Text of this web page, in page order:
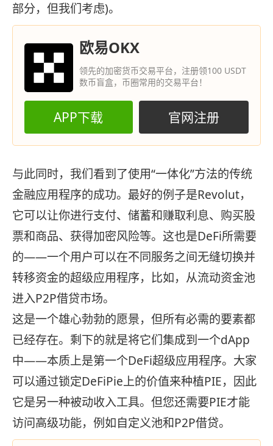
部分，但我们考虑)。
欧易OKX
领先的加密货币交易平台，注册领100 USDT
数币盲盒，币圈常用的交易平台！
APP下载 官网注册
与此同时，我们看到了使用“一体化”方法的传统
金融应用程序的成功。最好的例子是Revolut，
它可以让你进行支付、储蓄和赚取利息、购买股
票和商品、获得加密风险等。这也是DeFi所需要
的——一个用户可以在不同服务之间无缝切换并
转移资金的超级应用程序，比如，从流动资金池
进入P2P借贷市场。
这是一个雄心勃勃的愿景，但所有必需的要素都
已经存在。剩下的就是将它们集成到一个dApp
中——本质上是第一个DeFi超级应用程序。大家
可以通过锁定DeFiPie上的价值来种植PIE，因此
它是另一种被动收入工具。但您还需要PIE才能
访问高级功能，例如自定义池和P2P借贷。